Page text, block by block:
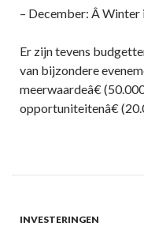
– December: Â
Er zijn tevens
van bijzondere
meerwaardeâ€
opportuniteitenâ€
INVESTERINGEN